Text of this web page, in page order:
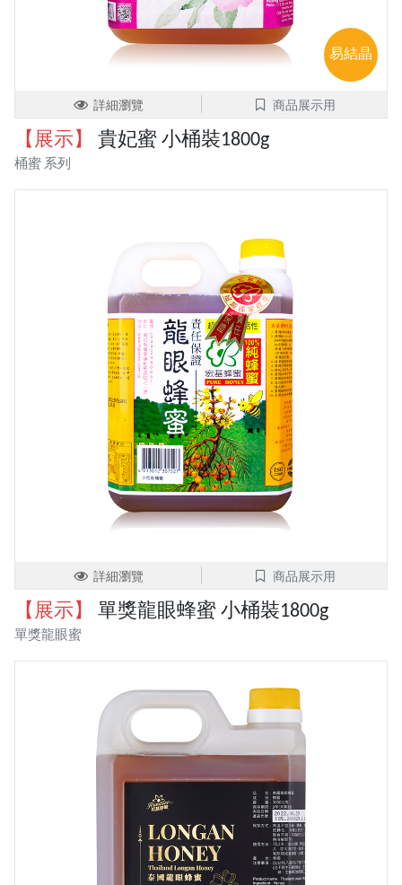
易結晶
詳細瀏覽 商品展示用
【展示】 貴妃蜜 小桶裝1800g
桶蜜 系列
詳細瀏覽 商品展示用
【展示】 單獎龍眼蜂蜜 小桶裝1800g
單獎龍眼蜜